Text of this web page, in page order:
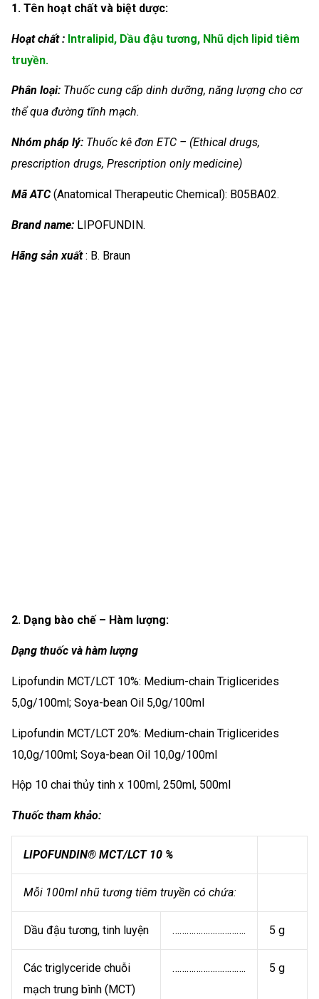
1. Tên hoạt chất và biệt dược:
Hoạt chất : Intralipid, Dầu đậu tương, Nhũ dịch lipid tiêm
truyền.
Phân loại: Thuốc cung cấp dinh dưỡng, năng lượng cho cơ
thể qua đường tĩnh mạch.
Nhóm pháp lý: Thuốc kê đơn ETC – (Ethical drugs,
prescription drugs, Prescription only medicine)
Mã ATC(Anatomical Therapeutic Chemical): B05BA02.
Brand name: LIPOFUNDIN.
Hãng sản xuất: B. Braun
2. Dạng bào chế – Hàm lượng:
Dạng thuốc và hàm lượng
Lipofundin MCT/LCT 10%: Medium-chain Triglicerides
5,0g/100ml; Soya-bean Oil 5,0g/100ml
Lipofundin MCT/LCT 20%: Medium-chain Triglicerides
10,0g/100ml; Soya-bean Oil 10,0g/100ml
Hộp 10 chai thủy tinh x 100ml, 250ml, 500ml
Thuốc tham khảo:
LIPOFUNDIN® MCT/LCT 10 %
Mỗi 100ml nhũ tương tiêm truyền có chứa:
Dầu đậu tương, tinh luyện …………………………. 5 g
Các triglyceride chuỗi
mạch trung bình (MCT)
…………………………. 5 g